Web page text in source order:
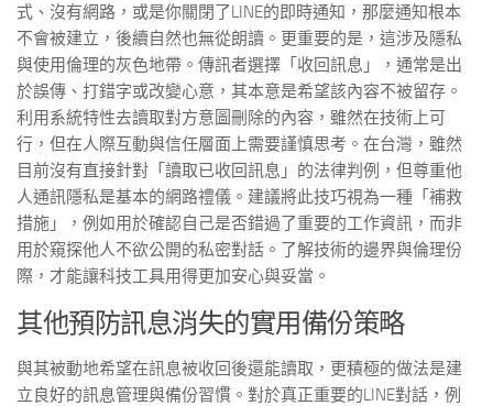
式、沒有網路，或是你關閉了LINE的即時通知，那麼通知根本
不會被建立，後續自然也無從朗讀。更重要的是，這涉及隱私
與使用倫理的灰色地帶。傳訊者選擇「收回訊息」，通常是出
於誤傳、打錯字或改變心意，其本意是希望該內容不被留存。
利用系統特性去讀取對方意圖刪除的內容，雖然在技術上可
行，但在人際互動與信任層面上需要謹慎思考。在台灣，雖然
目前沒有直接針對「讀取已收回訊息」的法律判例，但尊重他
人通訊隱私是基本的網路禮儀。建議將此技巧視為一種「補救
措施」，例如用於確認自己是否錯過了重要的工作資訊，而非
用於窺探他人不欲公開的私密對話。了解技術的邊界與倫理份
際，才能讓科技工具用得更加安心與妥當。
其他預防訊息消失的實用備份策略
與其被動地希望在訊息被收回後還能讀取，更積極的做法是建
立良好的訊息管理與備份習慣。對於真正重要的LINE對話，例